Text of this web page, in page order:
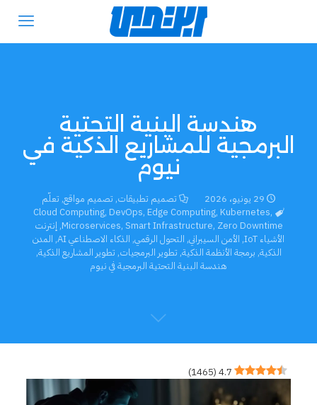
هندسة البنية التحتية
البرمجية للمشاريع الذكية في
نيوم
29 يونيو، 2026 تصميم تطبيقات, تصميم مواقع, تعلّم
Cloud Computing, DevOps, Edge Computing, Kubernetes,
Microservices, Smart Infrastructure, Zero Downtime
, إنترنت
الأشياء IoT
, الأمن السيبراني, التحول الرقمي, الذكاء الاصطناعي AI , المدن
الذكية, برمجة الأنظمة الذكية, تطوير البرمجيات, تطوير المشاريع الذكية,
هندسة البنية التحتية البرمجية في نيوم
4.7
(
1465
)